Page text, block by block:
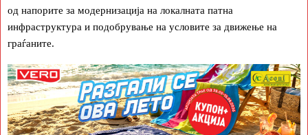
од напорите за модернизација на локалната патна
инфраструктура и подобрување на условите за движење на
граѓаните.